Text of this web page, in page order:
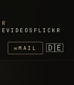
VIDEOS FLICKR
✉MAIL 🇩🇪